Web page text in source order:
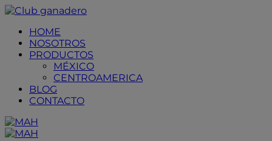
Placeholder
Anchor
Skip
Content
Skip
FooterHOME
NOSOTROS
PRODUCTOS
MÉXICO
CENTROAMERICA
BLOG
CONTACTO